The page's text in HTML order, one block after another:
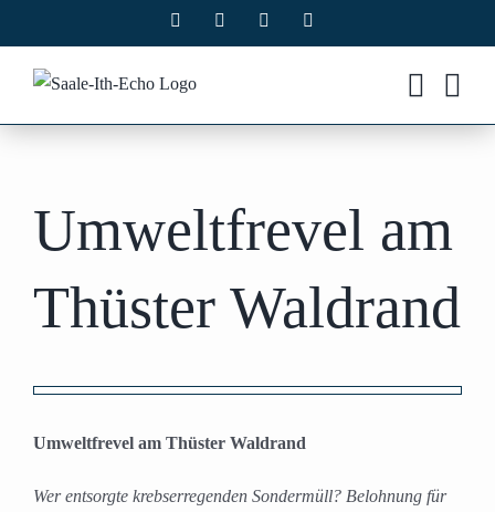
Inhalt
springen
Facebook Instagram
Umweltfrevel am
Thüster Waldrand
grösseres
Umweltfrevel am Thüster Waldrand
Wer entsorgte krebserregenden Sondermüll? Belohnung für